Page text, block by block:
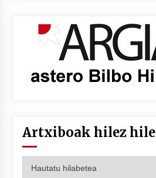
Artxiboak hilez hile
hilez